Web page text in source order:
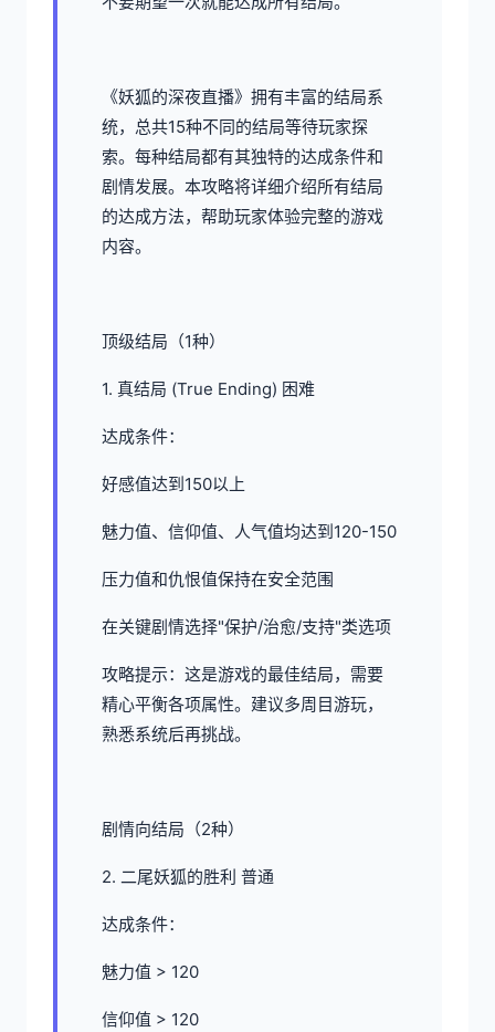
《妖狐的深夜直播》拥有丰富的结局系
统，总共15种不同的结局等待玩家探
索。每种结局都有其独特的达成条件和
剧情发展。本攻略将详细介绍所有结局
的达成方法，帮助玩家体验完整的游戏
内容。
顶级结局（1种）
1. 真结局 (True Ending) 困难
达成条件：
好感值达到150以上
魅力值、信仰值、人气值均达到120-150
压力值和仇恨值保持在安全范围
在关键剧情选择"保护/治愈/支持"类选项
攻略提示：这是游戏的最佳结局，需要
精心平衡各项属性。建议多周目游玩，
熟悉系统后再挑战。
剧情向结局（2种）
2. 二尾妖狐的胜利 普通
达成条件：
魅力值 > 120
信仰值 > 120